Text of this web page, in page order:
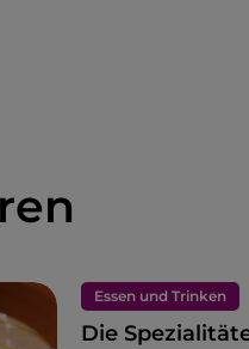
Essen und Trinken
Die